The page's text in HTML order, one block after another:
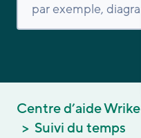
Centre d’aide Wrike
Suivi du temps